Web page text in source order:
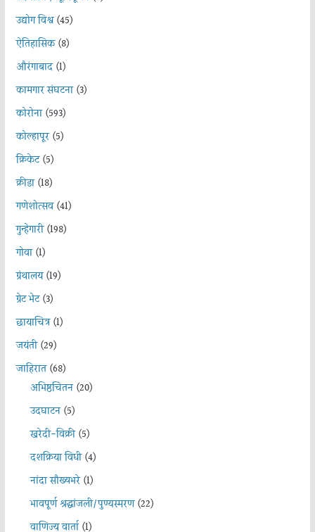
उद्योग विश्व(45)
ऐतिहासिक(8)
औरंगाबाद(1)
कामगार संघटना(3)
कोरोना(593)
कोल्हापूर(5)
क्रिकेट(5)
क्रीडा(18)
गणेशोत्सव(41)
गुन्हेगारी(198)
गोवा(1)
ग्रंथालय(19)
ग्रेट भेट(3)
छायाचित्र(1)
जयंती(29)
जाहिरात(68)
अभिष्ठचिंतन(20)
उदघाटन(5)
खरेदी-विक्री(5)
दशक्रिया विधी(4)
नांदा सौख्यभरे(1)
भावपूर्ण श्रद्धांजली/पुण्यस्मरण(22)
वाणिज्य वार्ता(1)